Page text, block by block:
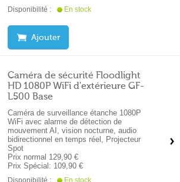
Disponibilité : En stock
Ajouter
Caméra de sécurité Floodlight
HD 1080P WiFi d'extérieure GF-
L500 Base
Caméra de surveillance étanche 1080P
WiFi avec alarme de détection de
mouvement AI, vision nocturne, audio
bidirectionnel en temps réel, Projecteur
Spot
Prix normal 129,90 €
Prix Spécial: 109,90 €
Disponibilité : En stock